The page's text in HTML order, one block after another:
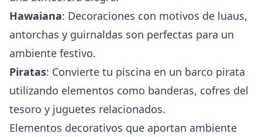
Hawaiana: Decoraciones con motivos de luaus,
antorchas y guirnaldas son perfectas para un
ambiente festivo.
Piratas: Convierte tu piscina en un barco pirata
utilizando elementos como banderas, cofres del
tesoro y juguetes relacionados.
Elementos decorativos que aportan ambiente